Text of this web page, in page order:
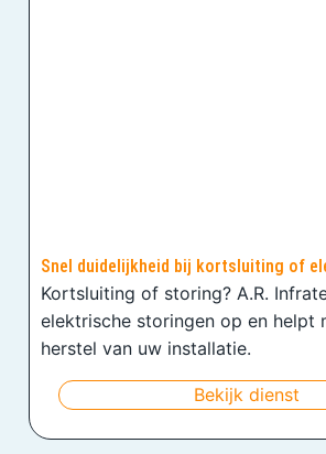
Snel duidelijkheid bij kortsluiting of
Kortsluiting of storing? A.R.
elektrische storingen op en helpt
herstel van uw installatie.
Bekijk dienst